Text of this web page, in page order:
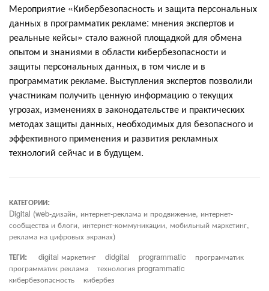
Мероприятие «Кибербезопасность и защита персональных
данных в программатик рекламе: мнения экспертов и
реальные кейсы» стало важной площадкой для обмена
опытом и знаниями в области кибербезопасности и
защиты персональных данных, в том числе и в
программатик рекламе. Выступления экспертов позволили
участникам получить ценную информацию о текущих
угрозах, изменениях в законодательстве и практических
методах защиты данных, необходимых для безопасного и
эффективного применения и развития рекламных
технологий сейчас и в будущем.
КАТЕГОРИИ:
Digital (web-дизайн, интернет-реклама и продвижение, интернет-
сообщества и блоги, интернет-коммуникации, мобильный маркетинг,
реклама на цифровых экранах)
ТЕГИ:
digital маркетинг didgital programmatic
программатик
программатик реклама
технология programmatic
кибербезопасность
кибербез